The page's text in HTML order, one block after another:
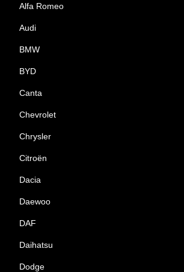
Alfa Romeo
Audi
BMW
BYD
Canta
Chevrolet
Chrysler
Citroën
Dacia
Daewoo
DAF
Daihatsu
Dodge